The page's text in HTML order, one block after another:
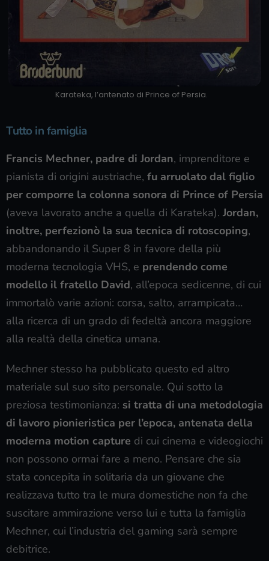
Karateka, l’antenato di Prince of Persia.
Tutto in famiglia
Francis Mechner, padre di Jordan, imprenditore e
pianista di origini austriache, fu arruolato dal figlio
per comporre la colonna sonora di Prince of Persia
(aveva lavorato anche a quella di Karateka). Jordan,
inoltre, perfezionò la sua tecnica di rotoscoping,
abbandonando il Super 8 in favore della più
moderna tecnologia VHS, e prendendo come
modello il fratello David, all’epoca sedicenne, di cui
immortalò varie azioni: corsa, salto, arrampicata…
alla ricerca di un grado di fedeltà ancora maggiore
alla realtà della cinetica umana.
Mechner stesso ha pubblicato questo ed altro
materiale sul suo sito personale. Qui sotto la
preziosa testimonianza: si tratta di una metodologia
di lavoro pionieristica per l’epoca, antenata della
moderna motion capture di cui cinema e videogiochi
non possono ormai fare a meno. Pensare che sia
stata concepita in solitaria da un giovane che
realizzava tutto tra le mura domestiche non fa che
suscitare ammirazione verso lui e tutta la famiglia
Mechner, cui l’industria del gaming sarà sempre
debitrice.